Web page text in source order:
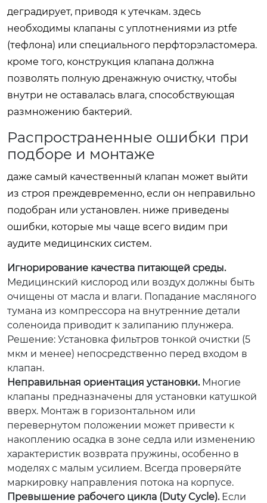
деградирует, приводя к утечкам. здесь
необходимы клапаны с уплотнениями из ptfe
(тефлона) или специального перфторэластомера.
кроме того, конструкция клапана должна
позволять полную дренажную очистку, чтобы
внутри не оставалась влага, способствующая
размножению бактерий.
Распространенные ошибки при
подборе и монтаже
даже самый качественный клапан может выйти
из строя преждевременно, если он неправильно
подобран или установлен. ниже приведены
ошибки, которые мы чаще всего видим при
аудите медицинских систем.
Игнорирование качества питающей среды.
Медицинский кислород или воздух должны быть
очищены от масла и влаги. Попадание масляного
тумана из компрессора на внутренние детали
соленоида приводит к залипанию плунжера.
Решение: Установка фильтров тонкой очистки (5
мкм и менее) непосредственно перед входом в
клапан.
Неправильная ориентация установки.Многие
клапаны предназначены для установки катушкой
вверх. Монтаж в горизонтальном или
перевернутом положении может привести к
накоплению осадка в зоне седла или изменению
характеристик возврата пружины, особенно в
моделях с малым усилием. Всегда проверяйте
маркировку направления потока на корпусе.
Превышение рабочего цикла (Duty Cycle).Если